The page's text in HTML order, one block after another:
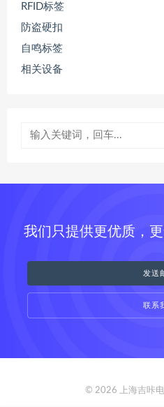
RFID标签
防盗硬扣
自鸣标签
相关设备
我们只提供更优质，
发送
联系
© 2026 上海吉咔